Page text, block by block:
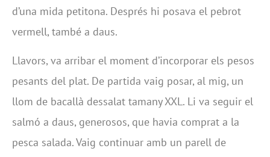
d’una mida petitona. Després hi posava el pebrot
vermell, també a daus.
Llavors, va arribar el moment d’incorporar els pesos
pesants del plat. De partida vaig posar, al mig, un
llom de bacallà dessalat tamany XXL. Li va seguir el
salmó a daus, generosos, que havia comprat a la
pesca salada. Vaig continuar amb un parell de